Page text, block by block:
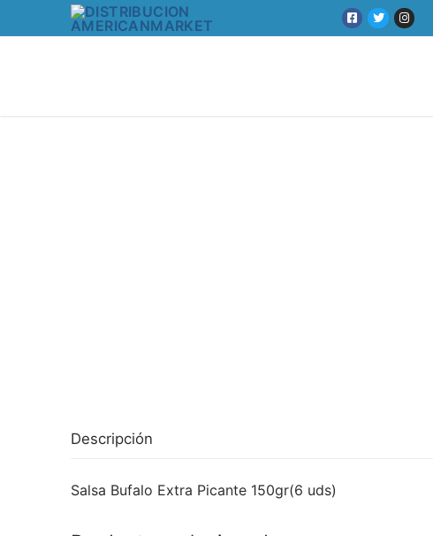
Descripción
Salsa Bufalo Extra Picante 150gr(6 uds)